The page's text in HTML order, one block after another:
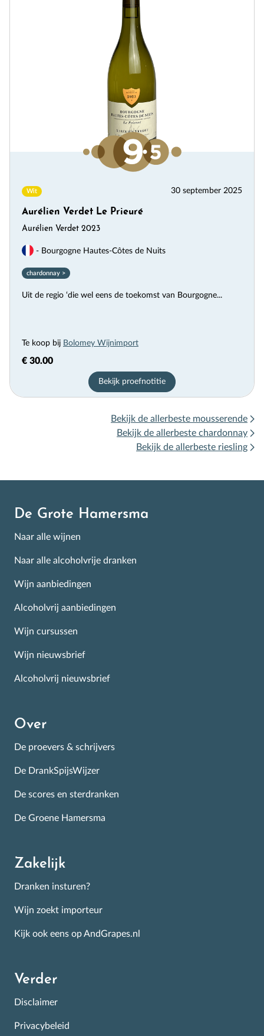
Wit 30 september 2025
Aurélien Verdet Le Prieuré
Aurélien Verdet 2023
- Bourgogne Hautes-Côtes de Nuits
chardonnay >
Uit de regio ‘die wel eens de toekomst van Bourgogne...
Te koop bij Bolomey Wijnimport
€ 30.00
Bekijk proefnotitie
Bekijk de allerbeste mousserende
Bekijk de allerbeste chardonnay
Bekijk de allerbeste riesling
De Grote Hamersma
Naar alle wijnen
Naar alle alcoholvrije dranken
Wijn aanbiedingen
Alcoholvrij aanbiedingen
Wijn cursussen
Wijn nieuwsbrief
Alcoholvrij nieuwsbrief
Over
De proevers & schrijvers
De DrankSpijsWijzer
De scores en sterdranken
De Groene Hamersma
Zakelijk
Dranken insturen?
Wijn zoekt importeur
Kijk ook eens op AndGrapes.nl
Verder
Disclaimer
Privacybeleid